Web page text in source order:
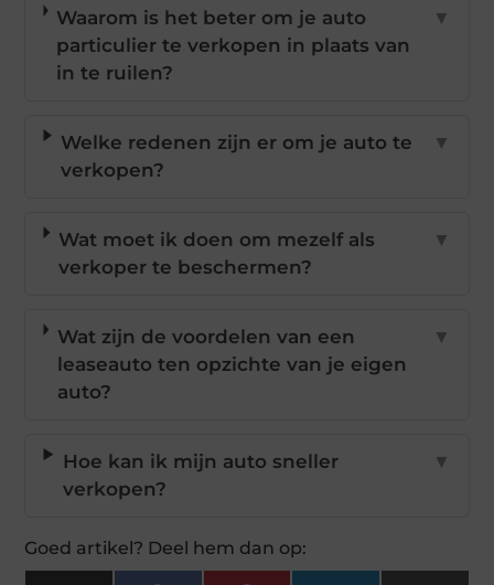
Waarom is het beter om je auto
particulier te verkopen in plaats van
in te ruilen?
▼
Welke redenen zijn er om je auto te
verkopen?
▼
Wat moet ik doen om mezelf als
verkoper te beschermen?
▼
Wat zijn de voordelen van een
leaseauto ten opzichte van je eigen
auto?
▼
Hoe kan ik mijn auto sneller
verkopen?
▼
Goed artikel? Deel hem dan op: